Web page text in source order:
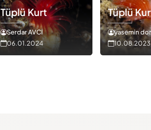
Tüplü Kurt
Serdar AVCI
06.01.2024
Tüplü
yasemin
10.08.2023